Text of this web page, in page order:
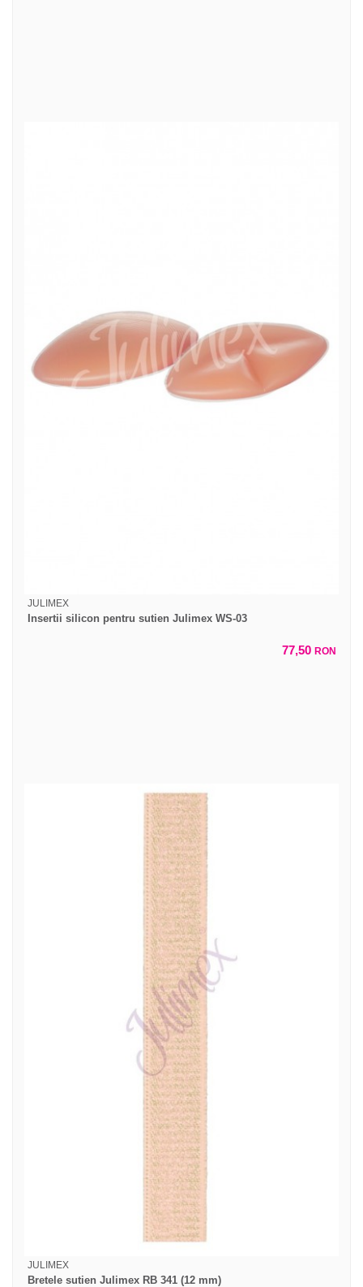
JULIMEX
Insertii silicon pentru sutien Julimex WS-03
77,50 RON
JULIMEX
Bretele sutien Julimex RB 341 (12 mm)